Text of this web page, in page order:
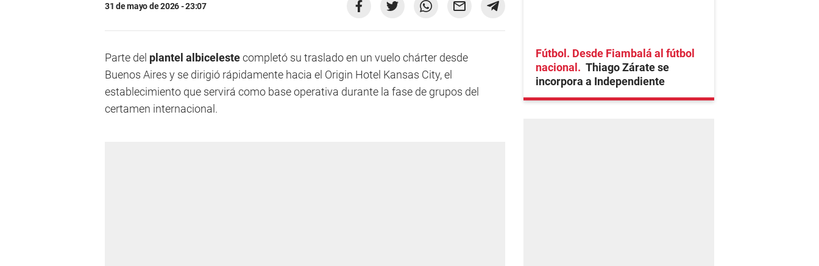
31 de mayo de 2026 - 23:07
Parte del plantel albicelestecompletó su traslado en un vuelo chárter desde
Buenos Aires y se dirigió rápidamente hacia el Origin Hotel Kansas City, el
establecimiento que servirá como base operativa durante la fase de grupos del
certamen internacional.
Fútbol. Desde Fiambalá al fútbol
nacional
Thiago Zárate se
incorpora a Independiente